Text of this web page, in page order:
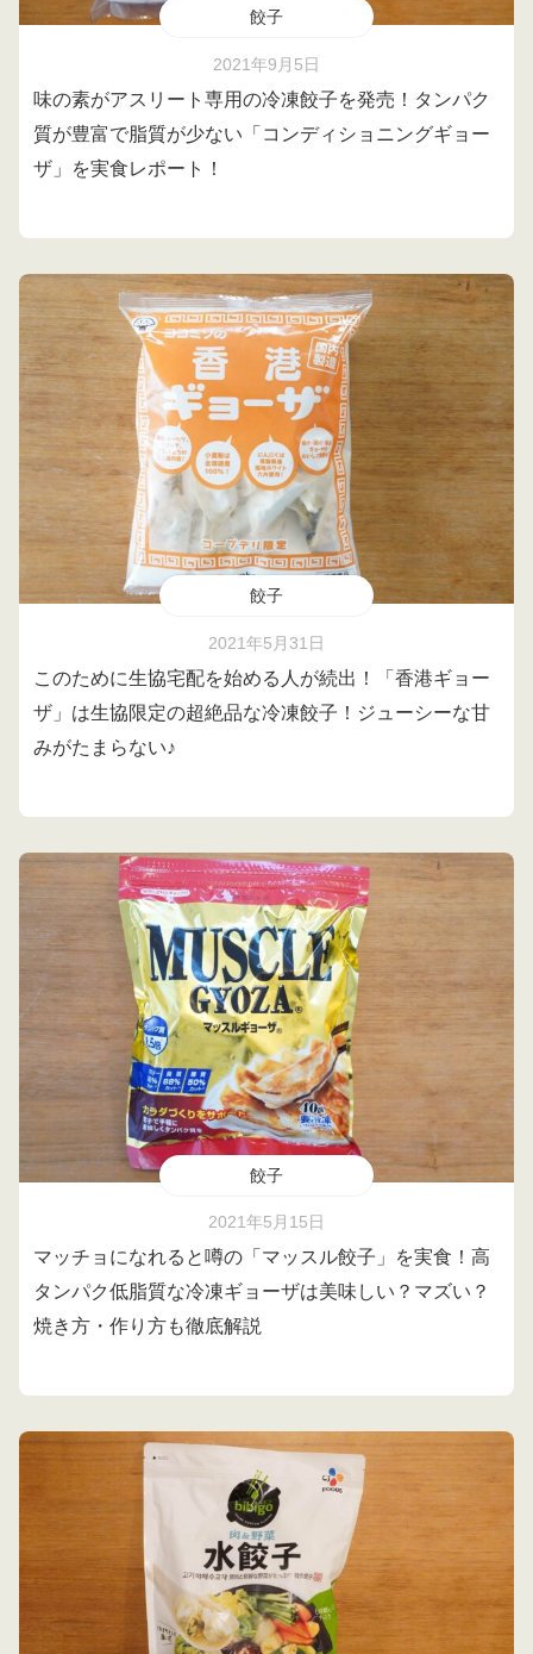
餃子
2021年9月5日
味の素がアスリート専用の冷凍餃子を発売！タンパク
質が豊富で脂質が少ない「コンディショニングギョー
ザ」を実食レポート！
餃子
2021年5月31日
このために生協宅配を始める人が続出！「香港ギョー
ザ」は生協限定の超絶品な冷凍餃子！ジューシーな甘
みがたまらない♪
餃子
2021年5月15日
マッチョになれると噂の「マッスル餃子」を実食！高
タンパク低脂質な冷凍ギョーザは美味しい？マズい？
焼き方・作り方も徹底解説